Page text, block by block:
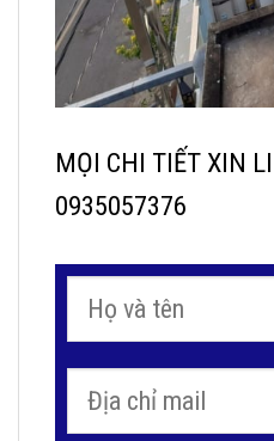
MỌI CHI TIẾT XIN
0935057376